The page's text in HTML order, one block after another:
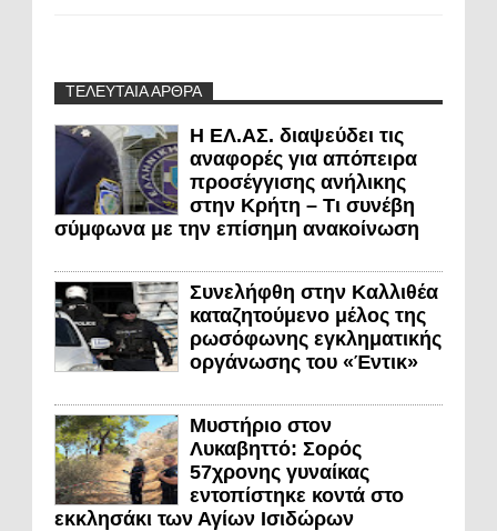
ΤΕΛΕΥΤΑΙΑ ΑΡΘΡΑ
Η ΕΛ.ΑΣ. διαψεύδει τις
αναφορές για απόπειρα
προσέγγισης ανήλικης
στην Κρήτη – Τι συνέβη
σύμφωνα με την επίσημη ανακοίνωση
Συνελήφθη στην Καλλιθέα
καταζητούμενο μέλος της
ρωσόφωνης εγκληματικής
οργάνωσης του «Έντικ»
Μυστήριο στον
Λυκαβηττό: Σορός
57χρονης γυναίκας
εντοπίστηκε κοντά στο
εκκλησάκι των Αγίων Ισιδώρων